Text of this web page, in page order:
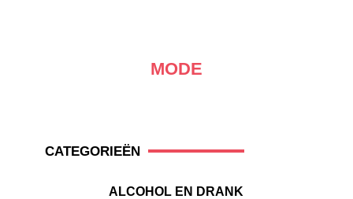
MODE
CATEGORIEËN
ALCOHOL EN DRANK